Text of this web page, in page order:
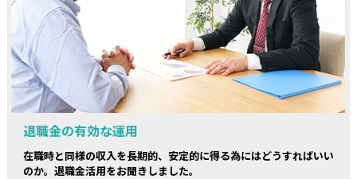
退職金の有効な運用
在職時と同様の収入を長期的、安定的に得る為にはどうすればいい
のか。退職金活用をお聞きしました。